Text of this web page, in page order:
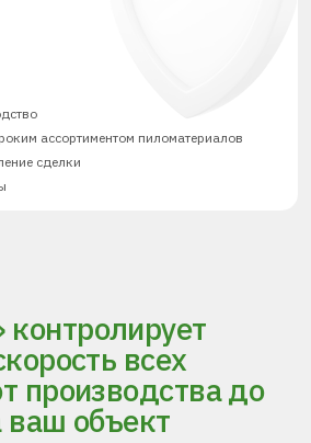
ассортиментом пиломатериалов
сделки
всех
производства до
ваш объект